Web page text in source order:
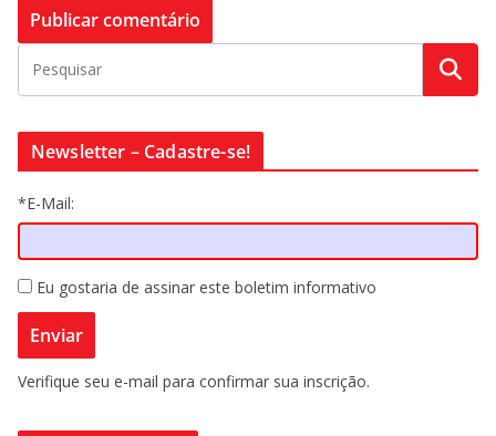
Newsletter – Cadastre-se!
*E-Mail:
Eu gostaria de assinar este boletim informativo
Verifique seu e-mail para confirmar sua inscrição.